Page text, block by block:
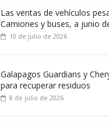
Las ventas de vehículos
Camiones y buses, a junio
10 de julio de 2026
Galapagos Guardians y
para recuperar residuos
8 de julio de 2026